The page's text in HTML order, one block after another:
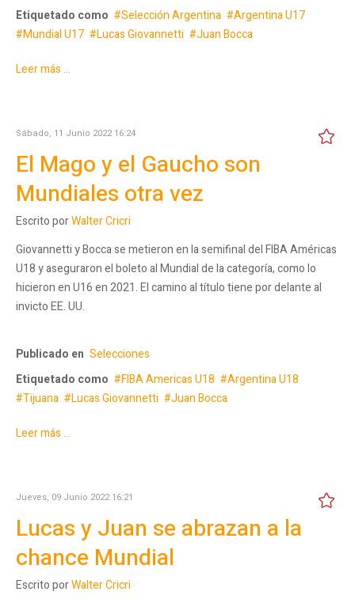
Etiquetado como
Selección Argentina
Argentina U17
Mundial U17
Lucas Giovannetti Juan Bocca
Leer más ...
Sábado, 11 Junio 2022 16:24
El Mago y el Gaucho son
Mundiales otra vez
Escrito porWalter Cricri
Giovannetti y Bocca se metieron en la semifinal del FIBA Américas
U18 y aseguraron el boleto al Mundial de la categoría, como lo
hicieron en U16 en 2021. El camino al título tiene por delante al
invicto EE. UU.
Publicado en Selecciones
Etiquetado como
FIBA Americas U18
Argentina U18
Tijuana
Lucas Giovannetti Juan Bocca
Leer más ...
Jueves, 09 Junio 2022 16:21
Lucas y Juan se abrazan a la
chance Mundial
Escrito porWalter Cricri